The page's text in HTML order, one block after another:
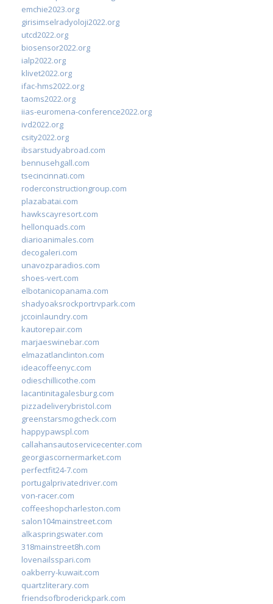
emchie2023.org
girisimselradyoloji2022.org
utcd2022.org
biosensor2022.org
ialp2022.org
klivet2022.org
ifac-hms2022.org
taoms2022.org
iias-euromena-conference2022.org
ivd2022.org
csity2022.org
ibsarstudyabroad.com
bennusehgall.com
tsecincinnati.com
roderconstructiongroup.com
plazabatai.com
hawkscayresort.com
hellonquads.com
diarioanimales.com
decogaleri.com
unavozparadios.com
shoes-vert.com
elbotanicopanama.com
shadyoaksrockportrvpark.com
jccoinlaundry.com
kautorepair.com
marjaeswinebar.com
elmazatlanclinton.com
ideacoffeenyc.com
odieschillicothe.com
lacantinitagalesburg.com
pizzadeliverybristol.com
greenstarsmogcheck.com
happypawspl.com
callahansautoservicecenter.com
georgiascornermarket.com
perfectfit24-7.com
portugalprivatedriver.com
von-racer.com
coffeeshopcharleston.com
salon104mainstreet.com
alkaspringswater.com
318mainstreet8h.com
lovenailsspari.com
oakberry-kuwait.com
quartzliterary.com
friendsofbroderickpark.com